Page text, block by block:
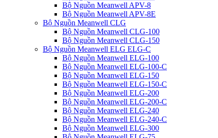
Bộ Nguồn Meanwell APV-8
Bộ Nguồn Meanwell APV-8E
Bộ Nguồn Meanwell CLG
Bộ Nguồn Meanwell CLG-100
Bộ Nguồn Meanwell CLG-150
Bộ Nguồn Meanwell ELG ELG-C
Bộ Nguồn Meanwell ELG-100
Bộ Nguồn Meanwell ELG-100-C
Bộ Nguồn Meanwell ELG-150
Bộ Nguồn Meanwell ELG-150-C
Bộ Nguồn Meanwell ELG-200
Bộ Nguồn Meanwell ELG-200-C
Bộ Nguồn Meanwell ELG-240
Bộ Nguồn Meanwell ELG-240-C
Bộ Nguồn Meanwell ELG-300